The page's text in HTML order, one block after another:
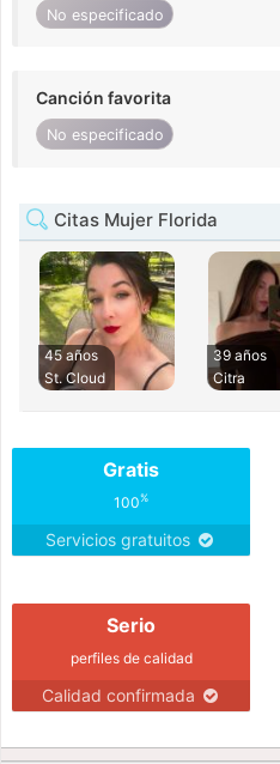
No especificado
Canción favorita
No especificado
Citas Mujer Florida
45 años
St. Cloud
39 años
Citra
Gratis
100%
Servicios gratuitos
Serio
perfiles de calidad
Calidad confirmada